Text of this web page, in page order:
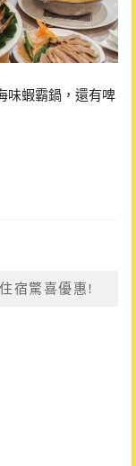
味蝦霸鍋，還有啤
宿驚喜優惠!